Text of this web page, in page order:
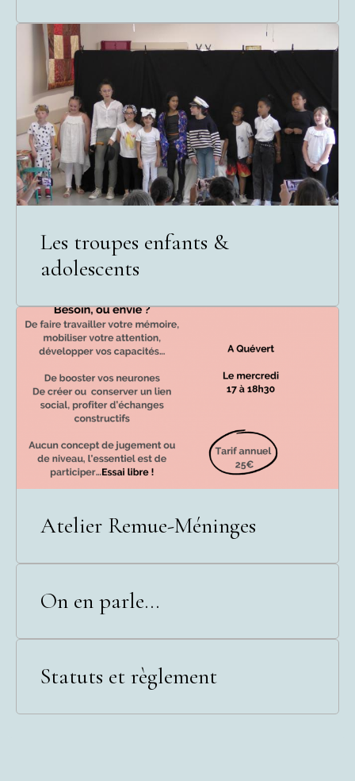
Les troupes enfants &
adolescents
Atelier Remue-Méninges
On en parle...
Statuts et règlement